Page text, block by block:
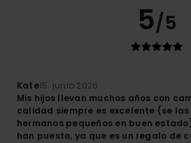
5/5
Kate15. junio 2026
Mis hijos llevan muchos años con
calidad siempre es excelente (se
hermanos pequeños en buen
han puesto, ya que es un regalo de